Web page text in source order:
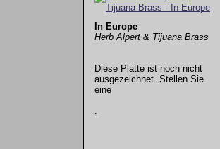
In Europe
Herb Alpert & Tijuana Brass
Diese Platte ist noch nicht
ausgezeichnet. Stellen Sie
eine
.